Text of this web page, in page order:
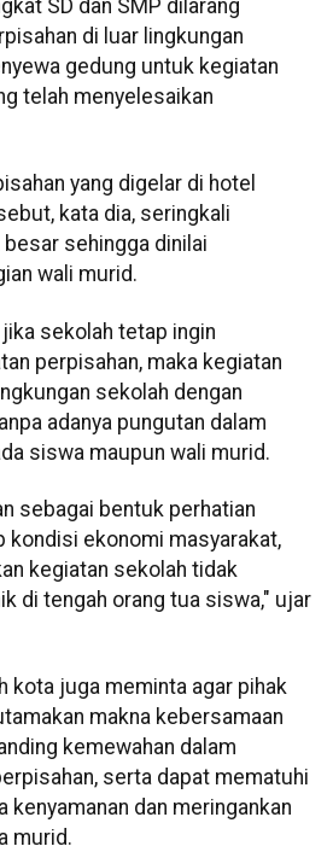
SD dan SMP dilarang
di luar lingkungan
gedung untuk kegiatan
telah menyelesaikan
yang digelar di hotel
kata dia, seringkali
sehingga dinilai
wali murid.
sekolah tetap ingin
perpisahan, maka kegiatan
sekolah dengan
adanya pungutan dalam
siswa maupun wali murid.
sebagai bentuk perhatian
kondisi ekonomi masyarakat,
kegiatan sekolah tidak
di tengah orang tua siswa," ujar
kota juga meminta agar pihak
makna kebersamaan
kemewahan dalam
serta dapat mematuhi
kenyamanan dan meringankan
murid.